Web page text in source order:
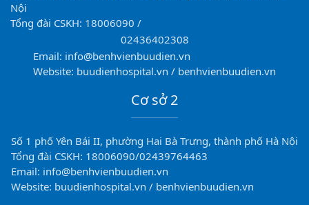
Nội
Tổng đài CSKH: 18006090 /
02436402308
Email: info@benhvienbuudien.vn
Website: buudienhospital.vn / benhvienbuudien.vn
Cơ sở 2
Số 1 phố Yên Bái II, phường Hai Bà Trưng, thành phố Hà Nội
Tổng đài CSKH: 18006090/02439764463
Email: info@benhvienbuudien.vn
Website: buudienhospital.vn / benhvienbuudien.vn